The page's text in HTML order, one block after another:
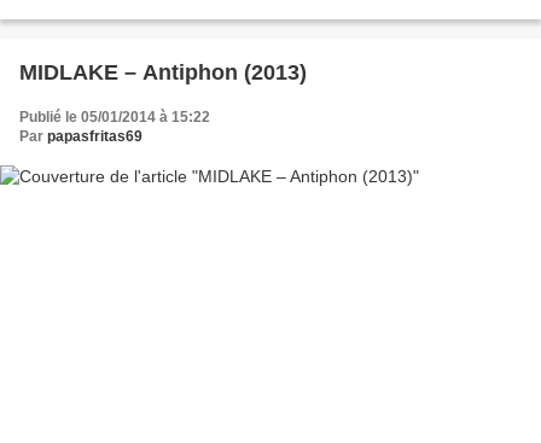
MIDLAKE – Antiphon (2013)
Publié le 05/01/2014 à 15:22
Par papasfritas69